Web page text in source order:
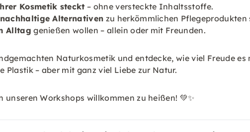
Kosmetik steckt – ohne versteckte Inhaltsstoffe.
Alternativen zu herkömmlichen Pflegeprodukten
Alltag genießen wollen – allein oder mit Freunden.
Naturkosmetik und entdecke, wie viel Freude es
Plastik – aber mit ganz viel Liebe zur Natur.
Workshops willkommen zu heißen! 💚✨